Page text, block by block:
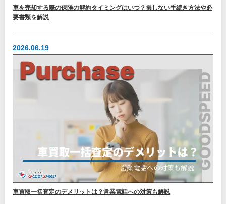
車を売却する際の保険の解約タイミングはいつ？損しない手続き方法や必
要書類を解説
2026.06.19
車買取一括査定のデメリットは？営業電話への対策も解説